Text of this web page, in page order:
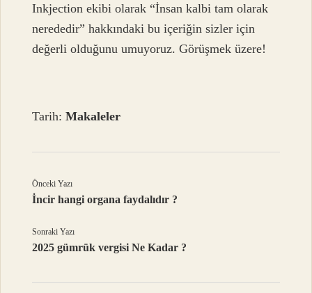
Inkjection ekibi olarak “İnsan kalbi tam olarak
nerededir” hakkındaki bu içeriğin sizler için
değerli olduğunu umuyoruz. Görüşmek üzere!
Tarih:Makaleler
Önceki Yazı
İncir hangi organa faydalıdır ?
Sonraki Yazı
2025 gümrük vergisi Ne Kadar ?